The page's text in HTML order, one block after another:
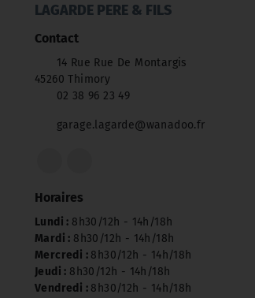
LAGARDE PERE & FILS
Contact
14 Rue Rue De Montargis
45260 Thimory
02 38 96 23 49
garage.lagarde@wanadoo.fr
Horaires
Lundi : 8h30/12h - 14h/18h
Mardi : 8h30/12h - 14h/18h
Mercredi : 8h30/12h - 14h/18h
Jeudi : 8h30/12h - 14h/18h
Vendredi : 8h30/12h - 14h/18h